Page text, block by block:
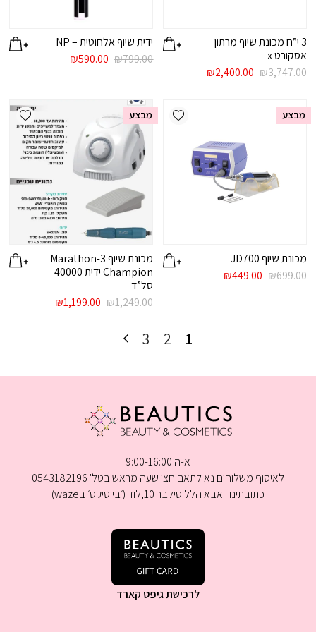
3 י”ח מכונת שיוף מרתון
אסקורט x
₪3,747.00
המחיר
₪2,400.00
₪2,400.00.
ידית שיוף אלחוטית – NP
₪799.00
המחיר ₪590.00 המחיר
Add wishlist מבצע
מכונת שיוף JD700
₪699.00
המחיר
₪449.00
מבצע
מכונת שיוף Marathon-3
Champion ידית 40000
סל”ד
₪1,249.00
המחיר
₪1,199.00 המחיר
1
2
3
א-ה 9:00-16:00
לאיסוף משלוחים נא לתאם חצי שעה מראש בטל' 0543182196
כתובתינו : אבא הלל סילבר 10,לוד (׳ביוטיקס׳ בwaze)
לרכישת גיפט קארד